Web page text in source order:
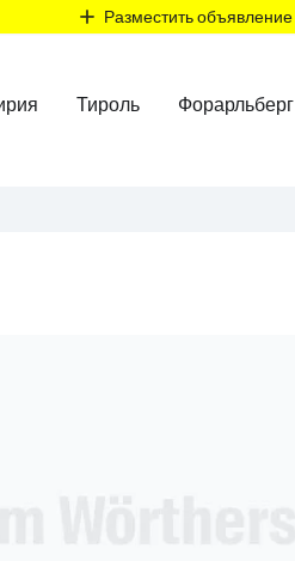
Разместить объявление
Тироль Форарльберг